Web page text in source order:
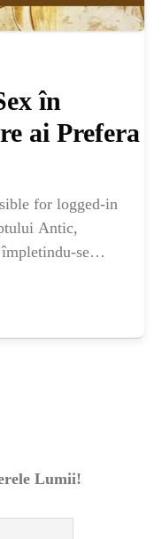
în
ai Prefera
for logged-in
Antic,
se
Lumii!